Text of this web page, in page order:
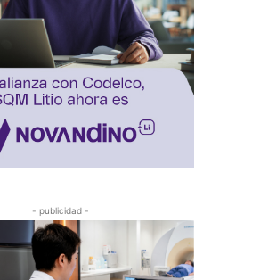
- publicidad -